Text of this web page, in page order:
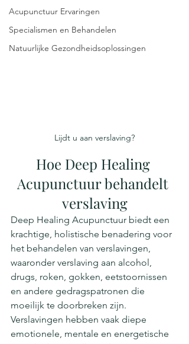
Acupunctuur Ervaringen
Specialismen en Behandelen
Natuurlijke Gezondheidsoplossingen
Lijdt u aan verslaving?
Hoe Deep Healing
Acupunctuur behandelt
verslaving
Deep Healing Acupunctuur biedt een
krachtige, holistische benadering voor
het behandelen van verslavingen,
waaronder verslaving aan alcohol,
drugs, roken, gokken, eetstoornissen
en andere gedragspatronen die
moeilijk te doorbreken zijn.
Verslavingen hebben vaak diepe
emotionele, mentale en energetische